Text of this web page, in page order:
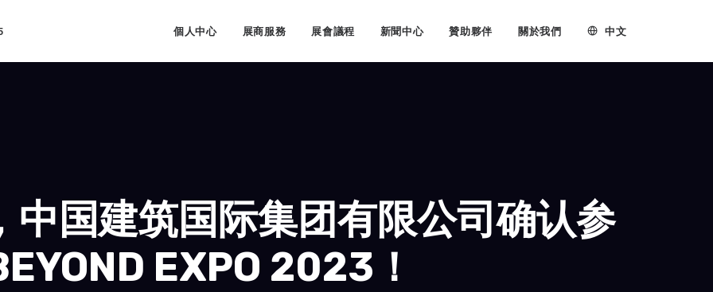
個人中心 展商服務 展會議程 新聞中心 贊助夥伴 關於我們 中文
中国建筑国际集团有限公司确认参
EXPO 2023！